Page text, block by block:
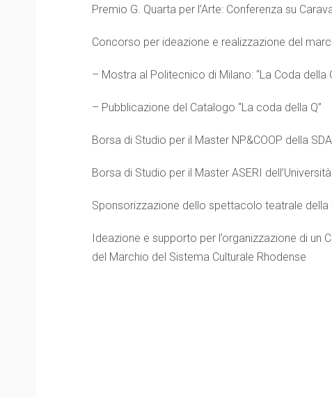
Premio G. Quarta per l’Arte: Conferenza su
Concorso per ideazione e realizzazione del
– Mostra al Politecnico di Milano: “La Coda della
– Pubblicazione del Catalogo “La coda della Q”
Borsa di Studio per il Master NP&COOP della
Borsa di Studio per il Master ASERI
Sponsorizzazione dello spettacolo teatrale della
Ideazione e supporto per l’organizzazione di un
del Marchio del Sistema Culturale Rhodense